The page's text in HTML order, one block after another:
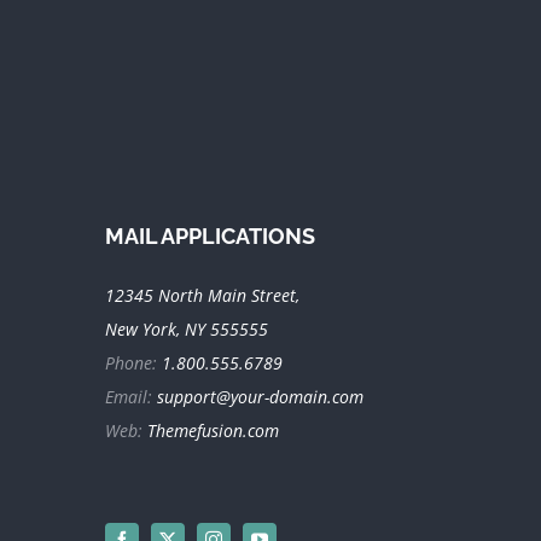
MAIL APPLICATIONS
12345 North Main Street,
New York, NY 555555
Phone: 1.800.555.6789
Email: support@your-domain.com
Web: Themefusion.com